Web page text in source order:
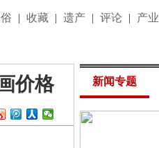
| 收藏 | 遗产 | 评论 | 产业
价格 新闻专题